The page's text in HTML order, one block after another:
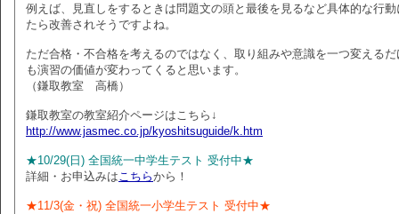
例えば、見直しをするときは問題文の頭と最後を見るなど具体的な行動
たら改善されそうですよね。
ただ合格・不合格を考えるのではなく、取り組みや意識を一つ変えるだ
も演習の価値が変わってくると思います。
（鎌取教室 高橋）
鎌取教室の教室紹介ページはこちら↓
http://www.jasmec.co.jp/kyoshitsuguide/k.htm
★10/29(日) 全国統一中学生テスト 受付中★
詳細・お申込みはこちらから！
★11/3(金・祝) 全国統一小学生テスト 受付中★